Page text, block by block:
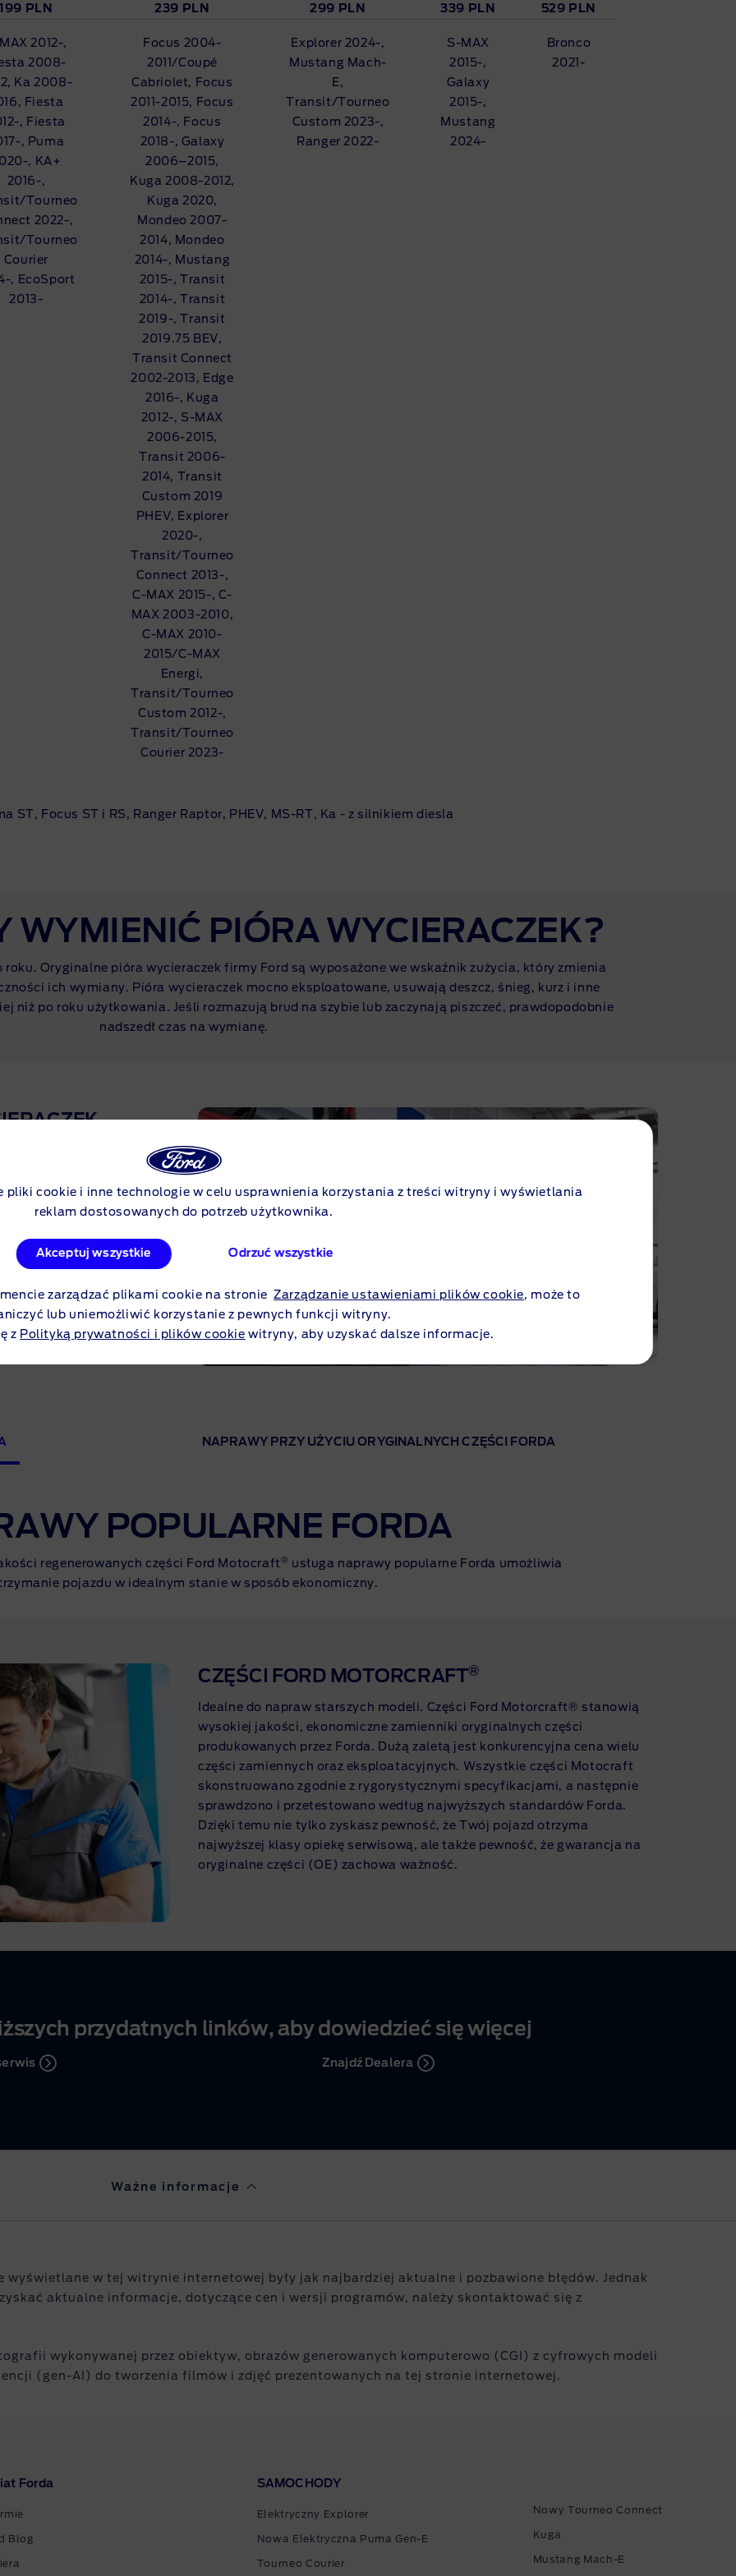
pliki cookie i inne technologie w celu usprawnienia korzystania z treści witryny i wyświetlania
reklam dostosowanych do potrzeb użytkownika.
Akceptuj wszystkie Odrzuć wszystkie
zarządzać plikami cookie na stronieZarządzanie ustawieniami plików cookie, może to
lub uniemożliwić korzystanie z pewnych funkcji witryny.
z Polityką prywatności i plików cookie witryny, aby uzyskać dalsze informacje.
199 PLN 239 PLN 299 PLN 339 PLN 529 PLN
2012-,
2008-
Ka 2008-
Fiesta
, Fiesta
, Puma
, KA+
2016-,
Tourneo
2022-,
Tourneo
Courier
, EcoSport
2013-
Focus 2004-
2011/Coupé
Cabriolet, Focus
2011-2015, Focus
2014-, Focus
2018-, Galaxy
2006–2015,
Kuga 2008-2012,
Kuga 2020,
Mondeo 2007-
2014, Mondeo
2014-, Mustang
2015-, Transit
2014-, Transit
2019-, Transit
2019.75 BEV,
Transit Connect
2002-2013, Edge
2016-, Kuga
2012-, S-MAX
2006-2015,
Transit 2006-
2014, Transit
Custom 2019
PHEV, Explorer
2020-,
Transit/Tourneo
Connect 2013-,
C-MAX 2015-, C-
MAX 2003-2010,
C-MAX 2010-
2015/C-MAX
Energi,
Transit/Tourneo
Custom 2012-,
Transit/Tourneo
Courier 2023-
Explorer 2024-,
Mustang Mach-
E,
Transit/Tourneo
Custom 2023-,
Ranger 2022-
S-MAX
2015-,
Galaxy
2015-,
Mustang
2024-
Bronco
2021-
ST, Focus ST i RS, Ranger Raptor, PHEV, MS-RT , Ka - z silnikiem diesla
WYMIENIĆ PIÓRA WYCIERACZEK?
Oryginalne pióra wycieraczek firmy Ford są wyposażone we wskaźnik zużycia, który zmienia
ich wymiany. Pióra wycieraczek mocno eksploatowane, usuwają deszcz, śnieg, kurz i inne
niż po roku użytkowania. Jeśli rozmazują brud na szybie lub zaczynają piszczeć, prawdopodobnie
nadszedł czas na wymianę.
serwis Forda,
poproś dealera Forda
dotyczące
NAPRAWY PRZY UŻYCIU ORYGINALNYCH CZĘŚCI FORDA
POPULARNE FORDA
regenerowanych części Ford Motocraft ®
usługa naprawy popularne Forda umożliwia
pojazdu w idealnym stanie w sposób ekonomiczny.
CZĘŚCI FORD MOTORCRAFT®
Idealne do napraw starszych modeli. Części Ford Motorcraft® stanowią
wysokiej jakości, ekonomiczne zamienniki oryginalnych części
produkowanych przez Forda. Dużą zaletą jest konkurencyjna cena wielu
części zamiennych oraz eksploatacyjnych. Wszystkie części Motocraft
skonstruowano zgodnie z rygorystycznymi specyfikacjami, a następnie
sprawdzono i przetestowano według najwyższych standardów Forda.
Dzięki temu nie tylko zyskasz pewność, że Twój pojazd otrzyma
najwyższej klasy opiekę serwisową, ale także pewność, że gwarancja na
oryginalne części (OE) zachowa ważność.
przydatnych linków, aby dowiedzieć się więcej
Znajdź Dealera
Ważne informacje
wyświetlane w tej witrynie internetowej były jak najbardziej aktualne i pozbawione błędów. Jednak
aktualne informacje, dotyczące cen i wersji programów, należy skontaktować się z
wykonywanej przez obiektyw, obrazów generowanych komputerowo (CGI) z cyfrowych modeli
(gen-AI) do tworzenia filmów i zdjęć prezentowanych na tej stronie internetowej.
Forda
Blog
SAMOCHODY
Elektryczny Explorer
Nowa Elektryczna Puma Gen-E
Tourneo Courier
Nowy Tourneo Connect
Kuga
Mustang Mach-E